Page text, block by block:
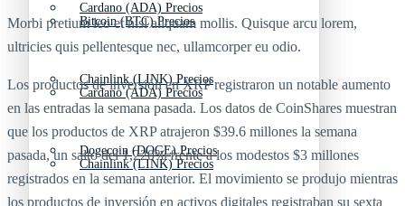
Cardano (ADA) Precios
Chainlink (LINK) Precios
Dogecoin (DOGE) Precios
Bitcoin (BTC) Precios
Cardano (ADA) Precios
Chainlink (LINK) Precios
Morbi pretium leo et nisl aliquam mollis. Quisque arcu lorem,
ultricies quis pellentesque nec, ullamcorper eu odio.
Los productos de inversión en XRP registraron un notable aumento
en las entradas la semana pasada. Los datos de CoinShares muestran
que los productos de XRP atrajeron $39.6 millones la semana
pasada, un salto del 1,220% frente a los modestos $3 millones
registrados en la semana anterior. El movimiento se produjo mientras
los productos de inversión en activos digitales registraban su sexta